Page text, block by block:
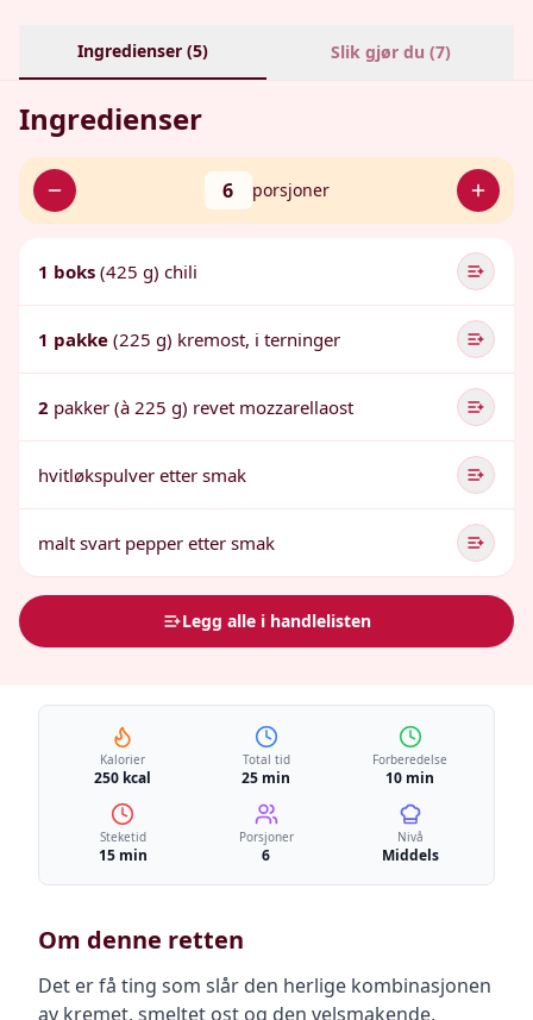
Ingredienser (5) Slik gjør du (7)
Ingredienser
6 porsjoner
1 boks (425 g) chili
1 pakke (225 g) kremost, i terninger
2 pakker (à 225 g) revet mozzarellaost
hvitløkspulver etter smak
malt svart pepper etter smak
Legg alle i handlelisten
Kalorier
250 kcal
Total tid
25 min
Forberedelse
10 min
Steketid
15 min
Porsjoner
6
Nivå
Middels
Om denne retten
Det er få ting som slår den herlige kombinasjonen
av kremet, smeltet ost og den velsmakende,